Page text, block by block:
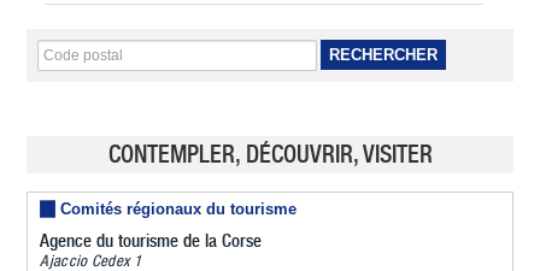
RECHERCHER
CONTEMPLER, DÉCOUVRIR, VISITER
Comités régionaux du tourisme
Agence du tourisme de la Corse
Ajaccio Cedex 1